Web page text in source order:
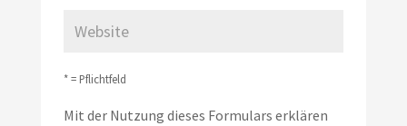
* = Pflichtfeld
Mit der Nutzung dieses Formulars erklären